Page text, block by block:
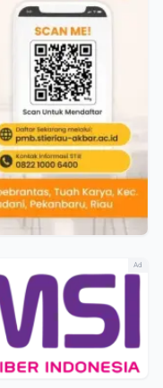
Ad